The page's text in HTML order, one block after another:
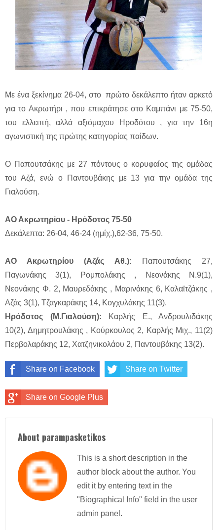
Με ένα ξεκίνημα 26-04, στο πρώτο δεκάλεπτο ήταν αρκετό
για το Ακρωτήρι , που επικράτησε στο Καμπάνι με 75-50,
του ελλειπή, αλλά αξιόμαχου Ηροδότου , για την 16η
αγωνιστική της πρώτης κατηγορίας παίδων.
Ο Παπουτσάκης με 27 πόντους ο κορυφαίος της ομάδας
του Αζά, ενώ ο Παντουβάκης με 13 για την ομάδα της
Γιαλούση.
ΑΟ Ακρωτηρίου - Ηρόδοτος 75-50
Δεκάλεπτα: 26-04, 46-24 (ημίχ.),62-36, 75-50.
ΑΟ Ακρωτηρίου (Αζάς Αθ.): Παπουτσάκης 27,
Παγωνάκης 3(1), Ρομπολάκης , Νεονάκης Ν.9(1),
Νεονάκης Φ. 2, Μαυρεδάκης , Μαρινάκης 6, Καλαϊτζάκης ,
Αζάς 3(1), Τζαγκαράκης 14, Κογχυλάκης 11(3).
Ηρόδοτος (Μ.Γιαλούση): Καρλής Ε., Ανδρουλιδάκης
10(2), Δημητρουλάκης , Κούρκουλος 2, Καρλής Μιχ., 11(2)
Περβολαράκης 12, Χατζηνικολάου 2, Παντουβάκης 13(2).
Share on Facebook Share on Twitter
Share on Google Plus
About parampasketikos
This is a short description in the
author block about the author. You
edit it by entering text in the
"Biographical Info" field in the user
admin panel.